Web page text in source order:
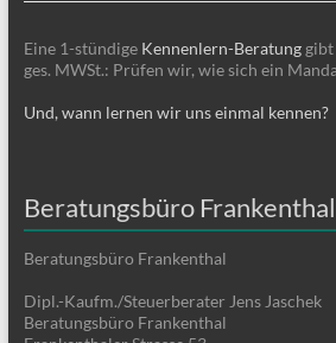
Eine 1-stündige Kennenlern-Beratunggibt
ges. MWSt.: Prüfen wir, wie sich ein
Und, wann lernen wir uns einmal kennen?
Beratungsbüro Frankenthal
Beratungsbüro Frankenthal
Dipl.-Kaufm./Steuerberater Jens Jaschek
Beratungsbüro Frankenthal